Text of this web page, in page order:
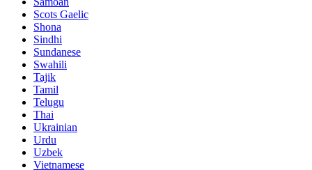
Scots Gaelic
Shona
Sindhi
Sundanese
Swahili
Tajik
Tamil
Telugu
Thai
Ukrainian
Urdu
Uzbek
Vietnamese